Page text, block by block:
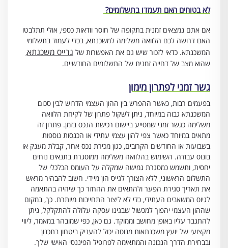
לא בטוחים האם תעמדו בתשלומים?
אם אתם נמצאים זמנית בתקופה של חוסר וודאות כספי, אולי תתלבטו
האם דרושה לכם הלוואה משלימה למשכנתא, בכדי לעמוד בתשלומי
המשכנתא. כדאי לזכור שיש גם את האפשרות של גרייס משכנתא,
שהוא מצב של דחייה זמנית של התשלומים החודשיים.
גשר זמני לפתרון מימון
בפעמים רבות, כאשר ההפרש בין ההון העצמי הדרוש לבין סכום
המשכנתא גבוה במיוחד, ניתן לשקול פתרון של לקיחת הלוואה
משלימה כגשר זמני שמסייע ביישום רכישת הנכס בזמן. פתרון זה
מתאים במיוחד כאשר צפי להון עצמי עתידי או הכנסות נוספות
בשבועות או החודשים הקרובים, כגון מכירת נכס אחר, קבלת מענק או
בונוס עבודה. השימוש בהלוואה משלימה ממוסגרת בתנאים נוחים
יחסית, ותשמש כמסגרת גמישה שמקלה על העומס הכלכלי של
התשלום הראשוני, ללא הצורך לגייס הון מיידי. חשוב להבהיר מראש
את תאריך סגירת הפער ולהתאים את ההחזר כך שיהיה בהתאמה
לגיוס המשאבים העתידי, כדי לא ליצור התחייבות מיותרת. כך, במקום
שההון העצמי יהפוך למכשול שבגינו עסקה עלולה להתקלקל, ניתן
להתגבר עליו באופן מחושב וממוקד. גם כאן, כפי שמובהר במאמר, ליווי
מקצועי של יועץ משכנתאות מנוסה יכול להעניק ביטחון בתכנון
ובבחירת הדרך הנכונה והמתאימה לפרופיל הפיננסי האישי שלך.